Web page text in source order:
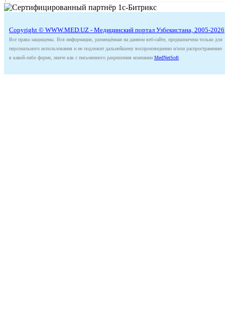
Copyright © WWW.MED.UZ - Медицинский портал Узбекистана, 2005-2026
Все права защищены. Вся информация, размещённая на данном веб-сайте, предназначена только для
персонального использования и не подлежит дальнейшему воспроизведению и/или распространению
в какой-либо форме, иначе как с письменного разрешения компании MedNetSoft